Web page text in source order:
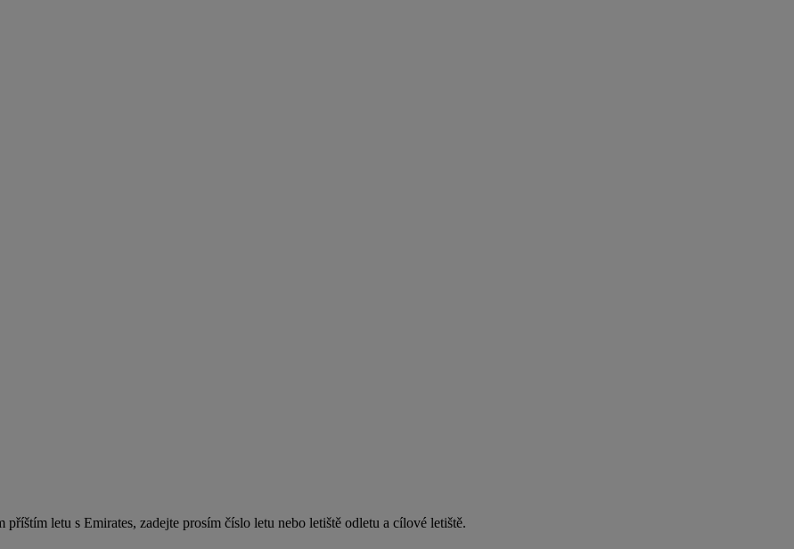
letu s Emirates, zadejte prosím číslo letu nebo letiště odletu a cílové letiště.